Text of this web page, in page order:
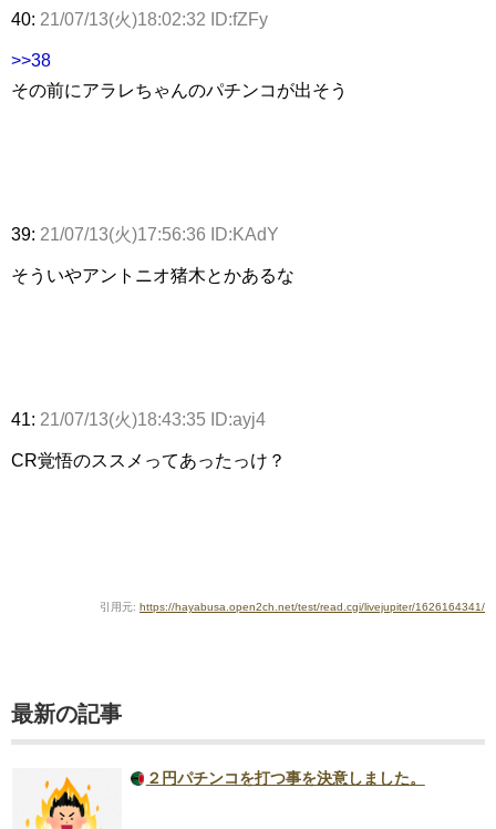
40: 21/07/13(火)18:02:32 ID:fZFy
>>38
その前にアラレちゃんのパチンコが出そう
39: 21/07/13(火)17:56:36 ID:KAdY
そういやアントニオ猪木とかあるな
41: 21/07/13(火)18:43:35 ID:ayj4
CR覚悟のススメってあったっけ？
引用元: https://hayabusa.open2ch.net/test/read.cgi/livejupiter/1626164341/
最新の記事
２円パチンコを打つ事を決意しました。